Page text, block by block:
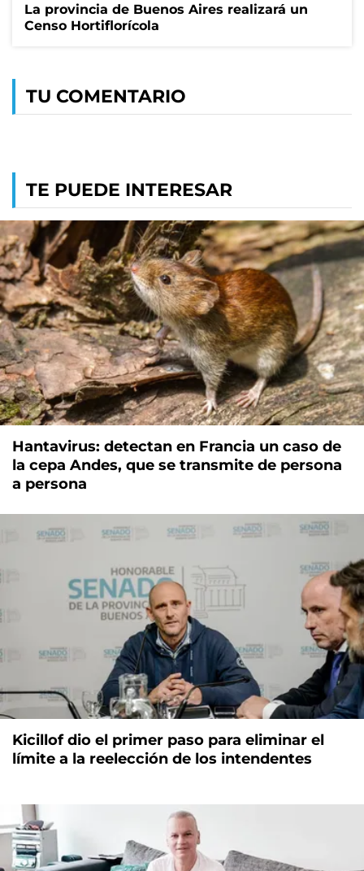
La provincia de Buenos Aires realizará un
Censo Hortiflorícola
TU COMENTARIO
TE PUEDE INTERESAR
Hantavirus: detectan en Francia un caso de
la cepa Andes, que se transmite de persona
a persona
Kicillof dio el primer paso para eliminar el
límite a la reelección de los intendentes